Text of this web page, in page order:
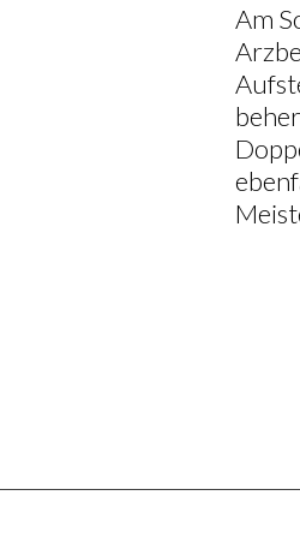
Am